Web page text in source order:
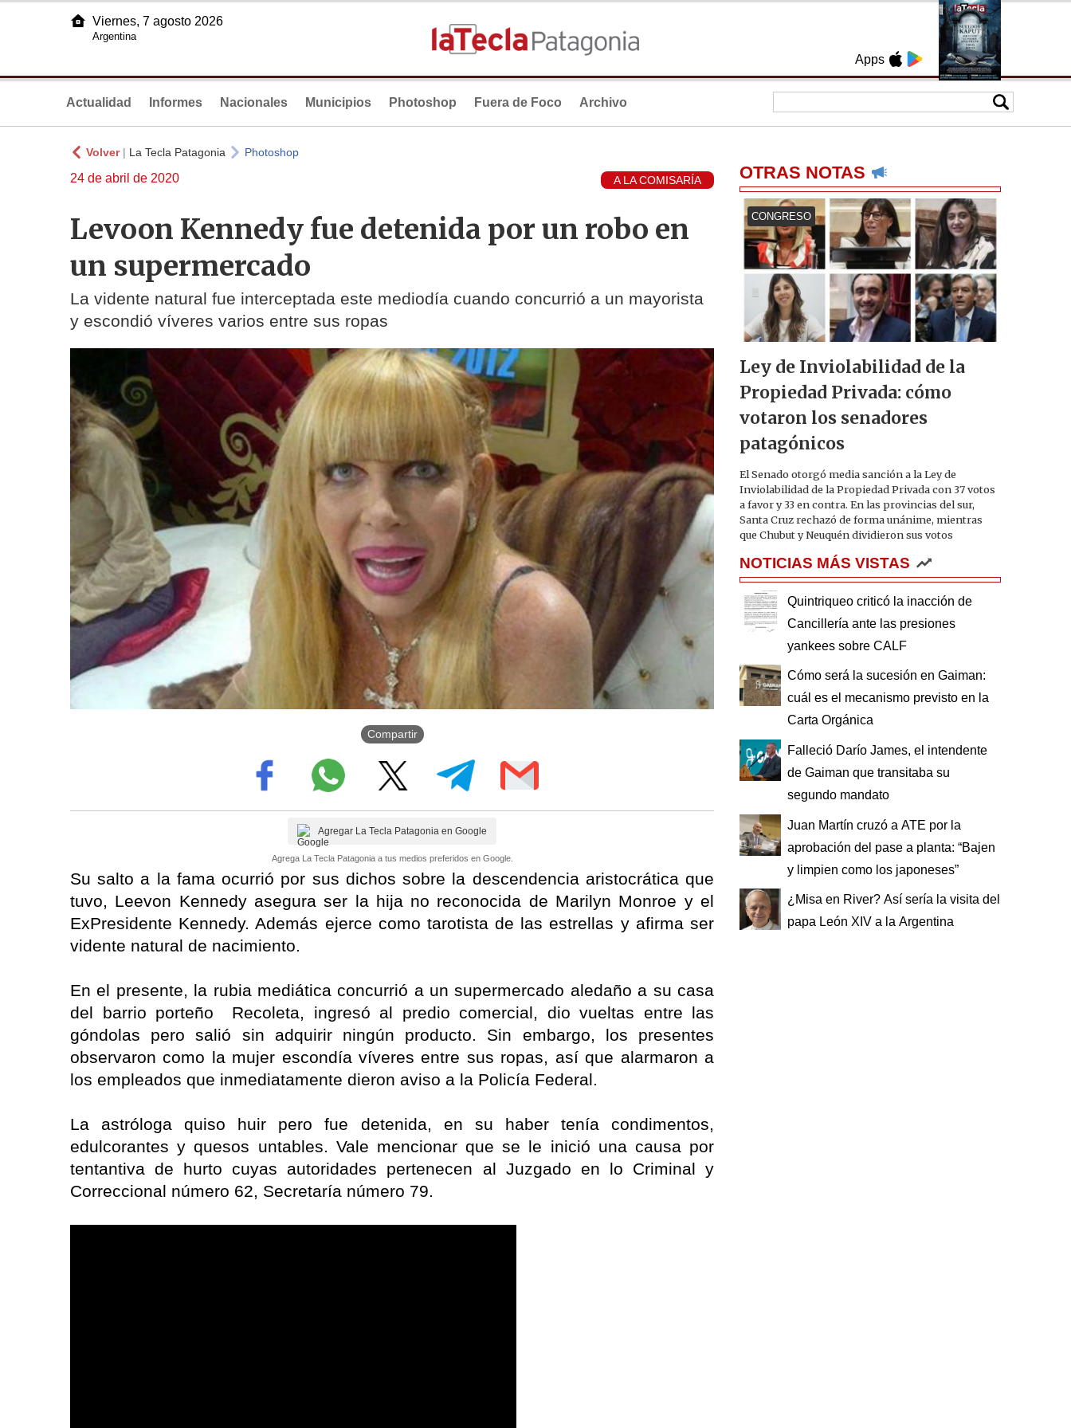
Apps
Viernes, 7 agosto 2026
Argentina
Actualidad Informes Nacionales Municipios Photoshop Fuera de Foco Archivo
Volver| La Tecla Patagonia Photoshop
24 de abril de 2020 A LA COMISARÍA
Levoon Kennedy fue detenida por un robo en
un supermercado
La vidente natural fue interceptada este mediodía cuando concurrió a un mayorista
y escondió víveres varios entre sus ropas
Compartir
Agregar La Tecla Patagonia en Google
Agrega La Tecla Patagonia a tus medios preferidos en Google.
Su salto a la fama ocurrió por sus dichos sobre la descendencia aristocrática que
tuvo, Leevon Kennedy asegura ser la hija no reconocida de Marilyn Monroe y el
ExPresidente Kennedy. Además ejerce como tarotista de las estrellas y afirma ser
vidente natural de nacimiento.
En el presente, la rubia mediática concurrió a un supermercado aledaño a su casa
del barrio porteño Recoleta, ingresó al predio comercial, dio vueltas entre las
góndolas pero salió sin adquirir ningún producto. Sin embargo, los presentes
observaron como la mujer escondía víveres entre sus ropas, así que alarmaron a
los empleados que inmediatamente dieron aviso a la Policía Federal.
La astróloga quiso huir pero fue detenida, en su haber tenía condimentos,
edulcorantes y quesos untables. Vale mencionar que se le inició una causa por
tentantiva de hurto cuyas autoridades pertenecen al Juzgado en lo Criminal y
Correccional número 62, Secretaría número 79.
OTRAS NOTAS
CONGRESO
Ley de Inviolabilidad de la
Propiedad Privada: cómo
votaron los senadores
patagónicos
El Senado otorgó media sanción a la Ley de
Inviolabilidad de la Propiedad Privada con 37 votos
a favor y 33 en contra. En las provincias del sur,
Santa Cruz rechazó de forma unánime, mientras
que Chubut y Neuquén dividieron sus votos
NOTICIAS MÁS VISTAS
Quintriqueo criticó la inacción de
Cancillería ante las presiones
yankees sobre CALF
Cómo será la sucesión en Gaiman:
cuál es el mecanismo previsto en la
Carta Orgánica
Falleció Darío James, el intendente
de Gaiman que transitaba su
segundo mandato
Juan Martín cruzó a ATE por la
aprobación del pase a planta: “Bajen
y limpien como los japoneses”
¿Misa en River? Así sería la visita del
papa León XIV a la Argentina